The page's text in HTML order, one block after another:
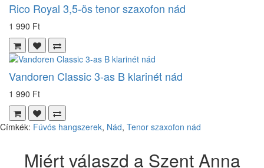
Rico Royal 3,5-ös tenor szaxofon nád
1 990 Ft
Vandoren Classic 3-as B klarinét nád
1 990 Ft
Címkék: Fúvós hangszerek, Nád, Tenor szaxofon nád
Miért válaszd a Szent Anna